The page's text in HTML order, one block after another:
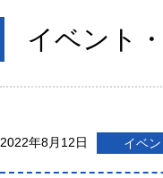
イベント
2022年8月12日 イベン